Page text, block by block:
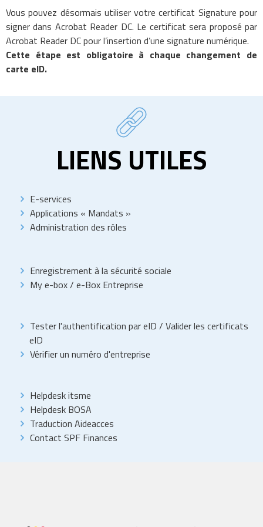
Vous pouvez désormais utiliser votre certificat Signature pour
signer dans Acrobat Reader DC. Le certificat sera proposé par
Acrobat Reader DC pour l’insertion d’une signature numérique.
Cette étape est obligatoire à chaque changement de
carte eID.
LIENS UTILES
E-services
Applications « Mandats »
Administration des rôles
Enregistrement à la sécurité sociale
My e-box/ e-Box Entreprise
Tester l'authentification par eID / Valider les certificats
eID
Vérifier un numéro d'entreprise
Helpdesk itsme
Helpdesk BOSA
Traduction Aideacces
Contact SPF Finances